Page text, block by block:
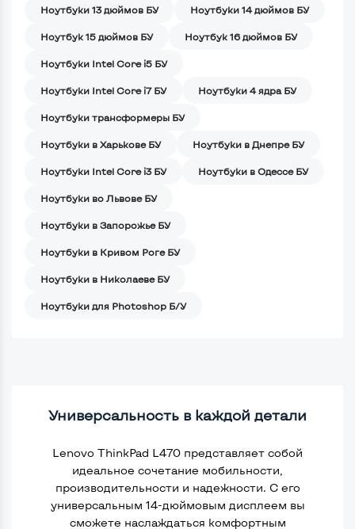
Ноутбуки 13 дюймов БУ Ноутбуки 14 дюймов БУ
Ноутбук 15 дюймов БУ Ноутбук 16 дюймов БУ
Ноутбуки Intel Core i5 БУ
Ноутбуки Intel Core i7 БУ Ноутбуки 4 ядра БУ
Ноутбуки трансформеры БУ
Ноутбуки в Харькове БУ Ноутбуки в Днепре БУ
Ноутбуки Intel Core i3 БУ Ноутбуки в Одессе БУ
Ноутбуки во Львове БУ
Ноутбуки в Запорожье БУ
Ноутбуки в Кривом Роге БУ
Ноутбуки в Николаеве БУ
Ноутбуки для Photoshop Б/У
Универсальность в каждой детали
Lenovo ThinkPad L470 представляет собой
идеальное сочетание мобильности,
производительности и надежности. С его
универсальным 14-дюймовым дисплеем вы
сможете наслаждаться комфортным